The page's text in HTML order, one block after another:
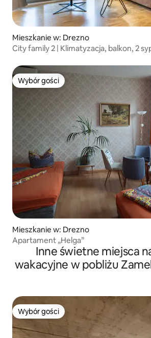
Mieszkanie w: Drezno
City family 2 | Klimatyzacja, balkon, 2
Wybór gości
Wybór gości
Mieszkanie w: Drezno
Apartament „Helga”
Inne świetne miejsca
wakacyjne w pobliżu
Wybór gości
Wybór gości